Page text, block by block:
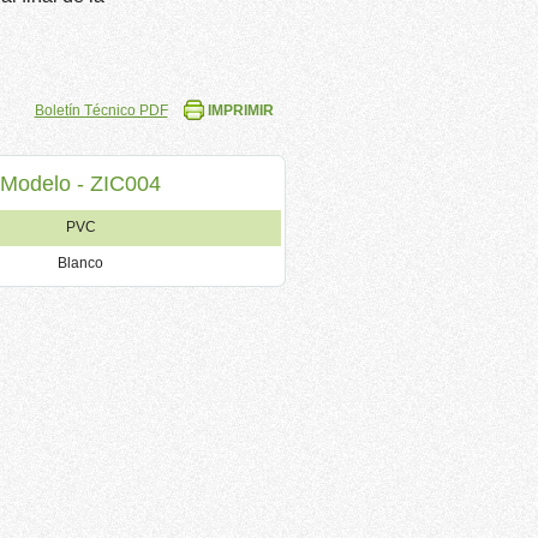
Boletín Técnico PDF IMPRIMIR
Modelo - ZIC004
PVC
Blanco